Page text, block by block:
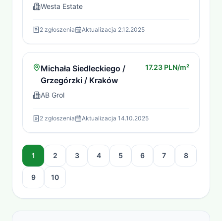
Westa Estate
2 zgłoszenia Aktualizacja 2.12.2025
Michała Siedleckiego /
Grzegórzki / Kraków
AB Grol
17.23 PLN/m²
2 zgłoszenia Aktualizacja 14.10.2025
1 2 3 4 5 6 7 8
9 10